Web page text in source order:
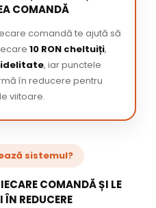
COMANDĂ
comandă te ajută să
10 RON cheltuiți,
, iar punctele
în reducere pentru
viitoare.
sistemul?
COMANDĂ ȘI LE
REDUCERE